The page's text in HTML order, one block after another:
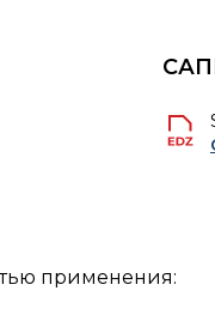
применения: